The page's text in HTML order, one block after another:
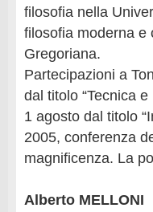
filosofia nella
filosofia moderna e
Gregoriana.
Partecipazioni a
dal titolo “Tecnica
1 agosto dal titolo
2005, conferenza
magnificenza. La
Alberto MELLONI